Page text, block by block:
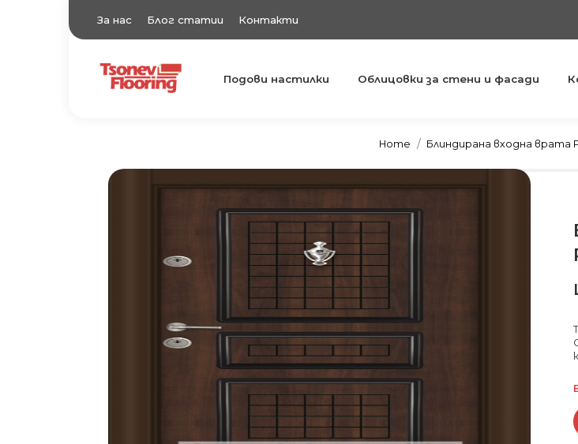
За нас Блог статии Контакти
TsonevFlooring
Подови настилки Подови настилки Облицовки за стени и фасади
You are here:
Home Блиндирана входна врата